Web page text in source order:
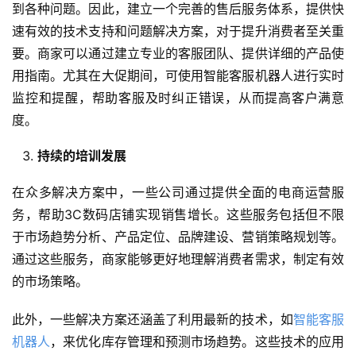
到各种问题。因此，建立一个完善的售后服务体系，提供快
速有效的技术支持和问题解决方案，对于提升消费者至关重
要。商家可以通过建立专业的客服团队、提供详细的产品使
用指南。尤其在大促期间，可使用智能客服机器人进行实时
监控和提醒，帮助客服及时纠正错误，从而提高客户满意
度。
持续的培训发展
在众多解决方案中，一些公司通过提供全面的电商运营服
务，帮助3C数码店铺实现销售增长。这些服务包括但不限
于市场趋势分析、产品定位、品牌建设、营销策略规划等。
通过这些服务，商家能够更好地理解消费者需求，制定有效
的市场策略。
此外，一些解决方案还涵盖了利用最新的技术，如智能客服
机器人，来优化库存管理和预测市场趋势。这些技术的应用